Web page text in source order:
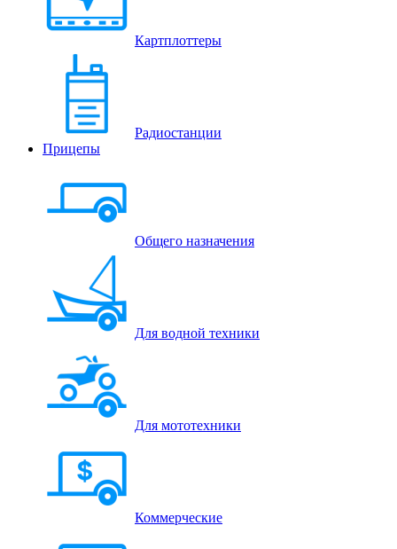
Картплоттеры
Радиостанции
Прицепы
Общего назначения
Для водной техники
Для мототехники
Коммерческие